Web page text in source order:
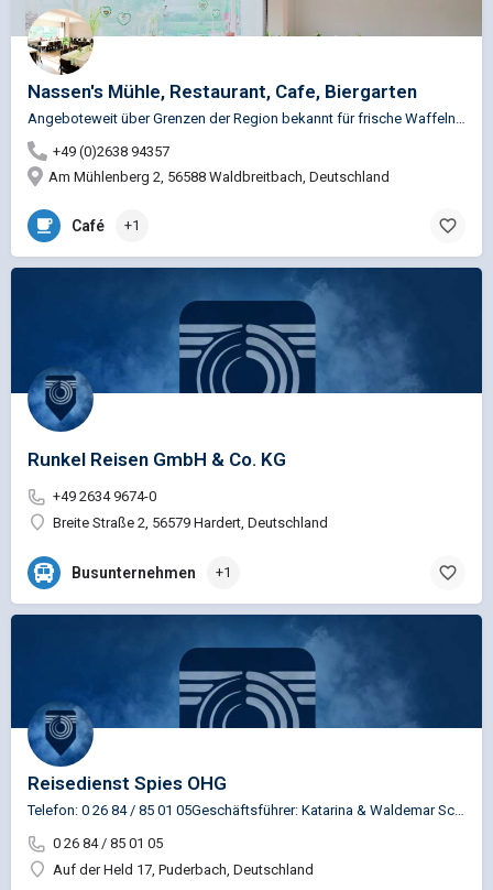
Nassen's Mühle, Restaurant, Cafe, Biergarten
+49 (0)2638 94357
Am Mühlenberg 2, 56588 Waldbreitbach, Deutschland
Café +1
Runkel Reisen GmbH & Co. KG
+49 2634 9674-0
Breite Straße 2, 56579 Hardert, Deutschland
Busunternehmen +1
Reisedienst Spies OHG
0 26 84 / 85 01 05
Auf der Held 17, Puderbach, Deutschland